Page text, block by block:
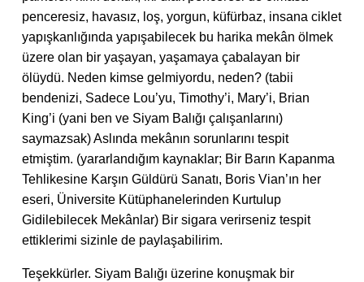
penceresiz, havasız, loş, yorgun, küfürbaz, insana ciklet
yapışkanlığında yapışabilecek bu harika mekân ölmek
üzere olan bir yaşayan, yaşamaya çabalayan bir
ölüydü. Neden kimse gelmiyordu, neden? (tabii
bendenizi, Sadece Lou’yu, Timothy’i, Mary’i, Brian
King’i (yani ben ve Siyam Balığı çalışanlarını)
saymazsak) Aslında mekânın sorunlarını tespit
etmiştim. (yararlandığım kaynaklar; Bir Barın Kapanma
Tehlikesine Karşın Güldürü Sanatı, Boris Vian’ın her
eseri, Üniversite Kütüphanelerinden Kurtulup
Gidilebilecek Mekânlar) Bir sigara verirseniz tespit
ettiklerimi sizinle de paylaşabilirim.
Teşekkürler. Siyam Balığı üzerine konuşmak bir